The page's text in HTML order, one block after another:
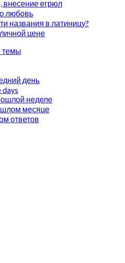
внесение егрюл
любовь
названия в латиницу?
цене
темы
день
days
неделе
месяце
ответов